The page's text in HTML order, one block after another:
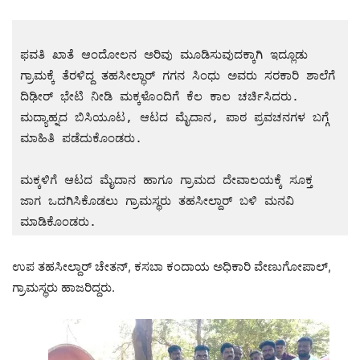
ಫವತಿ ಖಾತೆ ಆಂದೋಲನ ಅರಿವು ಮೂಡಿಸುವುದಕ್ಕಾಗಿ ಇದ್ಲೂಡು
ಗ್ರಾಮಕ್ಕೆ ತೆರಳಿದ್ದ ತಹಸೀಲ್ಧಾರ್ ಗಗನ ಸಿಂಧು ಅವರು ಸರಕಾರಿ ಶಾಲೆಗೆ
ದಿಢೀರ್ ಭೇಟಿ ನೀಡಿ ಮಕ್ಕಳೊಂದಿಗೆ ಕೆಲ ಕಾಲ ಚರ್ಚಿಸಿದರು.
ಮದ್ಯಾಹ್ನದ ಬಿಸಿಯೂಟ, ಆಟದ ಮೈದಾನ, ಪಾಠ ಪ್ರವಚನಗಳ ಬಗ್ಗೆ
ಮಾಹಿತಿ ಪಡೆದುಕೊಂಡರು.
ಮಕ್ಕಳಿಗೆ ಆಟದ ಮೈದಾನ ಹಾಗೂ ಗ್ರಾಮದ ದೇವಾಲಯಕ್ಕೆ ಸೂಕ್ತ
ಜಾಗ ಒದಗಿಸಿಕೊಡಲು ಗ್ರಾಮಸ್ಥರು ತಹಸೀಲ್ದಾರ್ ಬಳಿ ಮನವಿ
ಮಾಡಿಕೊಂಡರು.
ಉಪ ತಹಸೀಲ್ದಾರ್ ಚೇತನ್, ಕಸಬಾ ಕಂದಾಯ ಅಧಿಕಾರಿ ವೇಣುಗೋಪಾಲ್,
ಗ್ರಾಮಸ್ಥರು ಹಾಜರಿದ್ದರು.